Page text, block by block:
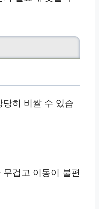
당히 비쌀 수 있습
겁고 이동이 불편